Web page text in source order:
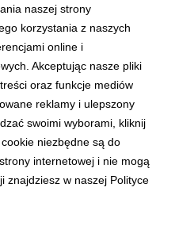
zaprasza na
newsach
podatkową od internetowego
stały się przestrzenią,
rozprzestrzeniają się
naszej strony
korzystania z naszych
online i
Akceptując nasze pliki
oraz funkcje mediów
reklamy i ulepszony
swoimi wyborami, kliknij
cookie niezbędne są do
internetowej i nie mogą
znajdziesz w naszej Polityce